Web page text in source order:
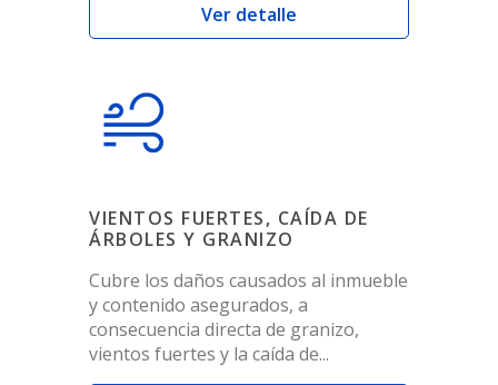
Ver detalle
VIENTOS FUERTES, CAÍDA DE
ÁRBOLES Y GRANIZO
Cubre los daños causados al inmueble
y contenido asegurados, a
consecuencia directa de granizo,
vientos fuertes y la caída de...